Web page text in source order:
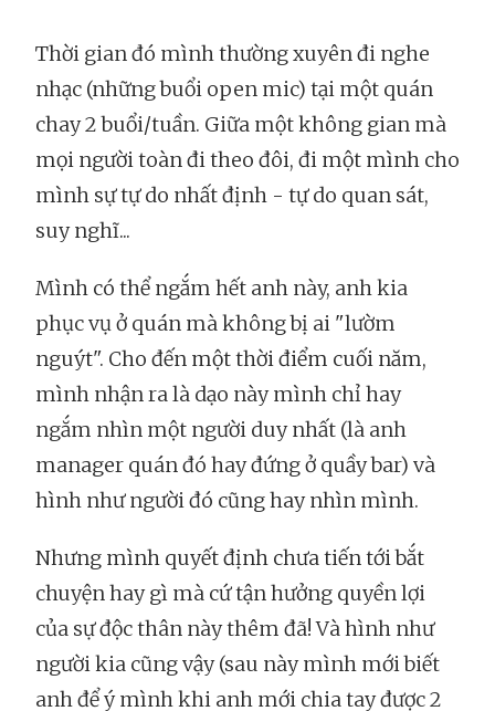
Thời gian đó mình thường xuyên đi nghe
nhạc (những buổi open mic) tại một quán
chay 2 buổi/tuần. Giữa một không gian mà
mọi người toàn đi theo đôi, đi một mình cho
mình sự tự do nhất định - tự do quan sát,
suy nghĩ...
Mình có thể ngắm hết anh này, anh kia
phục vụ ở quán mà không bị ai "lườm
nguýt". Cho đến một thời điểm cuối năm,
mình nhận ra là dạo này mình chỉ hay
ngắm nhìn một người duy nhất (là anh
manager quán đó hay đứng ở quầy bar) và
hình như người đó cũng hay nhìn mình.
Nhưng mình quyết định chưa tiến tới bắt
chuyện hay gì mà cứ tận hưởng quyền lợi
của sự độc thân này thêm đã! Và hình như
người kia cũng vậy (sau này mình mới biết
anh để ý mình khi anh mới chia tay được 2